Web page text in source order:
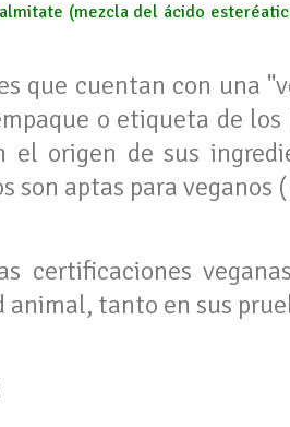
(mezcla del ácido
que cuentan con una
o etiqueta de los
el origen de sus
son aptas para veganos (
certificaciones
tanto en sus